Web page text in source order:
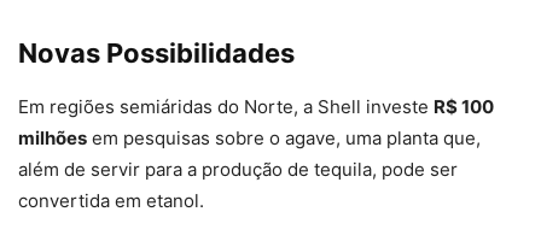
Novas Possibilidades
Em regiões semiáridas do Norte, a Shell investe R$ 100
milhões em pesquisas sobre o agave, uma planta que,
além de servir para a produção de tequila, pode ser
convertida em etanol.